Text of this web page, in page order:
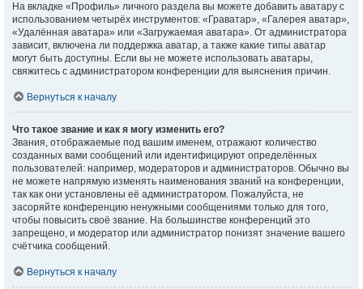
На вкладке «Профиль» личного раздела вы можете добавить аватару с
использованием четырёх инструментов: «Граватар», «Галерея аватар»,
«Удалённая аватара» или «Загружаемая аватара». От администратора
зависит, включена ли поддержка аватар, а также какие типы аватар
могут быть доступны. Если вы не можете использовать аватары,
свяжитесь с администратором конференции для выяснения причин.
Вернуться к началу
Что такое звание и как я могу изменить его?
Звания, отображаемые под вашим именем, отражают количество
созданных вами сообщений или идентифицируют определённых
пользователей: например, модераторов и администраторов. Обычно вы
не можете напрямую изменять наименования званий на конференции,
так как они установлены её администратором. Пожалуйста, не
засоряйте конференцию ненужными сообщениями только для того,
чтобы повысить своё звание. На большинстве конференций это
запрещено, и модератор или администратор понизят значение вашего
счётчика сообщений.
Вернуться к началу